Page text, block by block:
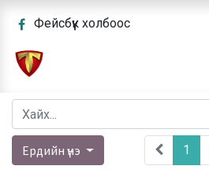
Фейсбүүк холбоос
Ердийн үнэ 1